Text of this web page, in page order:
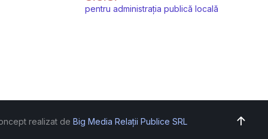
pentru administrația publică locală
realizat de Big Media Relații Publice SRL